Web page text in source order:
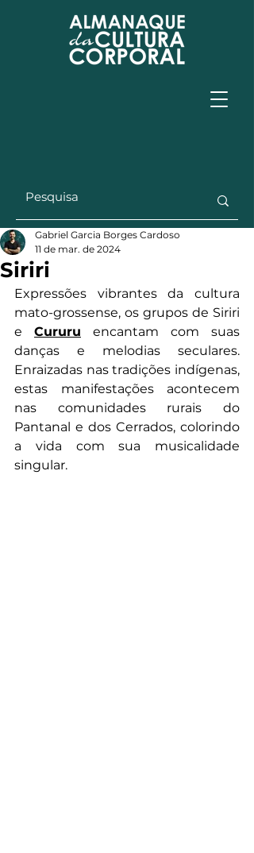
Siriri
Gabriel Garcia Borges Cardoso
11 de mar. de 2024
Expressões vibrantes da cultura
mato-grossense, os grupos de Siriri
e Cururu encantam com suas
danças e melodias seculares.
Enraizadas nas tradições indígenas,
estas manifestações acontecem
nas comunidades rurais do
Pantanal e dos Cerrados, colorindo
a vida com sua musicalidade
singular.